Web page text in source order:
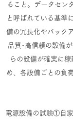
ること。データセン
と呼ばれている基準
備の冗長化やバック
品質･高信頼の設備
らの設備が確実に
め、各設備ごとの負
電源設備の試験①自